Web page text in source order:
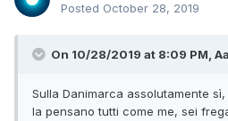
Posted October 28, 2019
On 10/28/2019 at 8:09 PM,
Sulla Danimarca assolutamente
la pensano tutti come me, sei